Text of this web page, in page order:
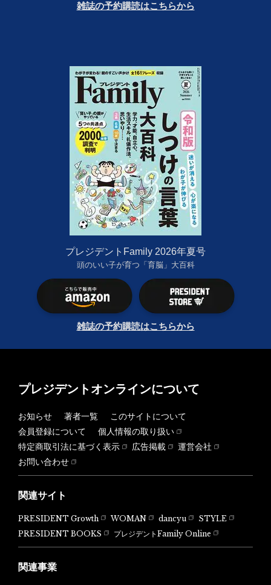
雑誌の予約購読はこちらから
プレジデントFamily 2026年夏号
頭のいい子が育つ「育脳」大百科
雑誌の予約購読はこちらから
プレジデントオンラインについて
お知らせ 著者一覧
このサイトについて
会員登録について
個人情報の取り扱い
特定商取引法に基づく表示
広告掲載
運営会社
お問い合わせ
関連サイト
PRESIDENT Growth WOMAN dancyu
STYLE
PRESIDENT BOOKS
プレジデントFamily Online
関連事業